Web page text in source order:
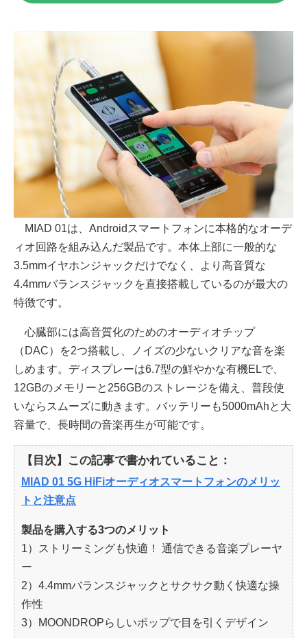
MIAD 01は、Androidスマートフォンに本格的なオーデ
ィオ回路を組み込んだ製品です。本体上部に一般的な
3.5mmイヤホンジャックだけでなく、より高音質な
4.4mmバランスジャックを直接搭載しているのが最大の
特徴です。
心臓部には高音質化のためのオーディオチップ
（DAC）を2つ搭載し、ノイズの少ないクリアな音を楽
しめます。ディスプレーは6.7型の鮮やかな有機ELで、
12GBのメモリーと256GBのストレージを備え、普段使
いならスムーズに動きます。バッテリーも5000mAhと大
容量で、長時間の音楽再生が可能です。
【目次】この記事で書かれていること：
MIAD 01 5G HiFiオーディオスマートフォンのメリッ
トと注意点
製品を購入する3つのメリット
1）ストリーミングも快適！ 通信できる音楽プレーヤ
ー
2）4.4mmバランスジャックとサクサク動く快適な操
作性
3）MOONDROPらしいポップで目を引くデザイン